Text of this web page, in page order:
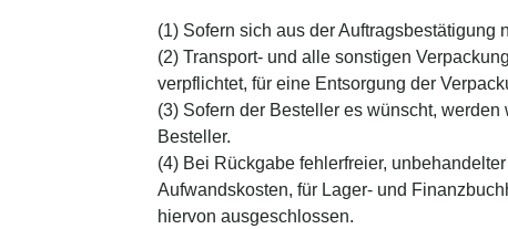
(1) Sofern sich aus der Auftragsbestätigung
(2) Transport- und alle sonstigen
verpflichtet, für eine Entsorgung der
(3) Sofern der Besteller es wünscht,
Besteller.
(4) Bei Rückgabe fehlerfreier,
Aufwandskosten, für Lager- und
hiervon ausgeschlossen.